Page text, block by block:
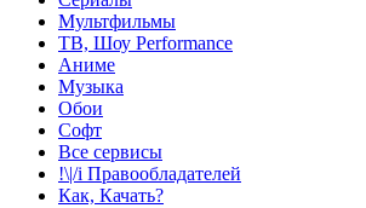
Мультфильмы
ТВ, Шоу Performance
Аниме
Музыка
Обои
Софт
Все сервисы
!\|/i Правообладателей
Как, Качать?